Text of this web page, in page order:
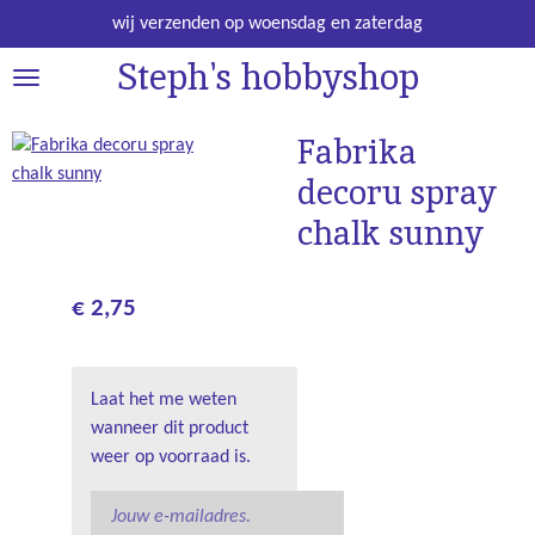
direct
naar
hoofdinhoud
Steph's hobbyshop
wij verzenden op woensdag en zaterdag
Fabrika
decoru spray
chalk sunny
€ 2,75
Laat het me weten
wanneer dit product
weer op voorraad is.